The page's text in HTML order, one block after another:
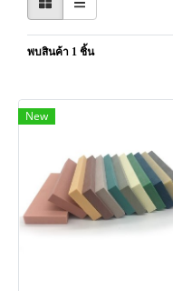
พบสินค้า 1 ชิ้น
New